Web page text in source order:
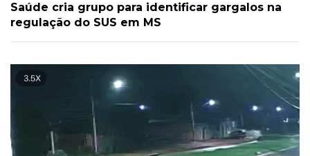
Saúde cria grupo para identificar gargalos na
regulação do SUS em MS